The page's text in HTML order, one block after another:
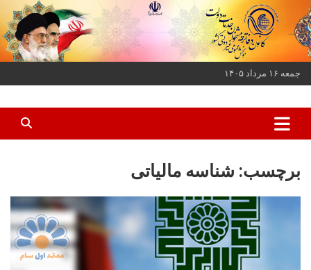
به
محتوا
بروید
جمعه ۱۶ مرداد ۱۴۰۵
کانون دفاتر پیشخوان
برچسب: شناسه مالیاتی